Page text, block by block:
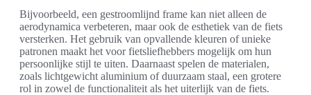
Bijvoorbeeld, een gestroomlijnd frame kan niet alleen de
aerodynamica verbeteren, maar ook de esthetiek van de fiets
versterken. Het gebruik van opvallende kleuren of unieke
patronen maakt het voor fietsliefhebbers mogelijk om hun
persoonlijke stijl te uiten. Daarnaast spelen de materialen,
zoals lichtgewicht aluminium of duurzaam staal, een grotere
rol in zowel de functionaliteit als het uiterlijk van de fiets.